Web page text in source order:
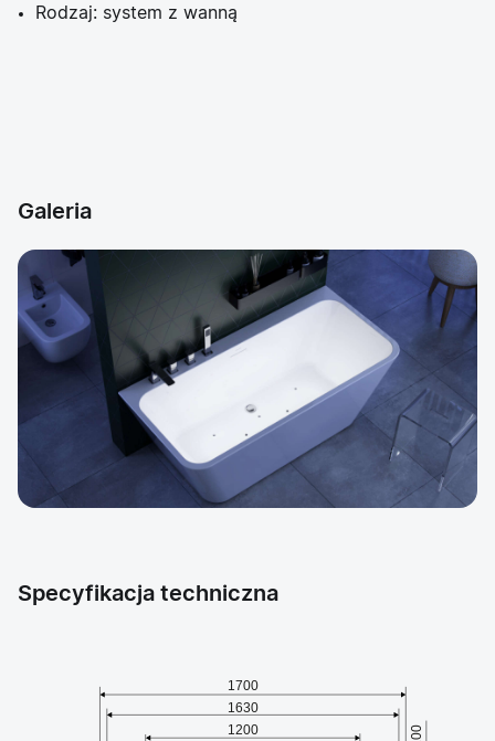
Rodzaj: system z wanną
Galeria
Specyfikacja techniczna